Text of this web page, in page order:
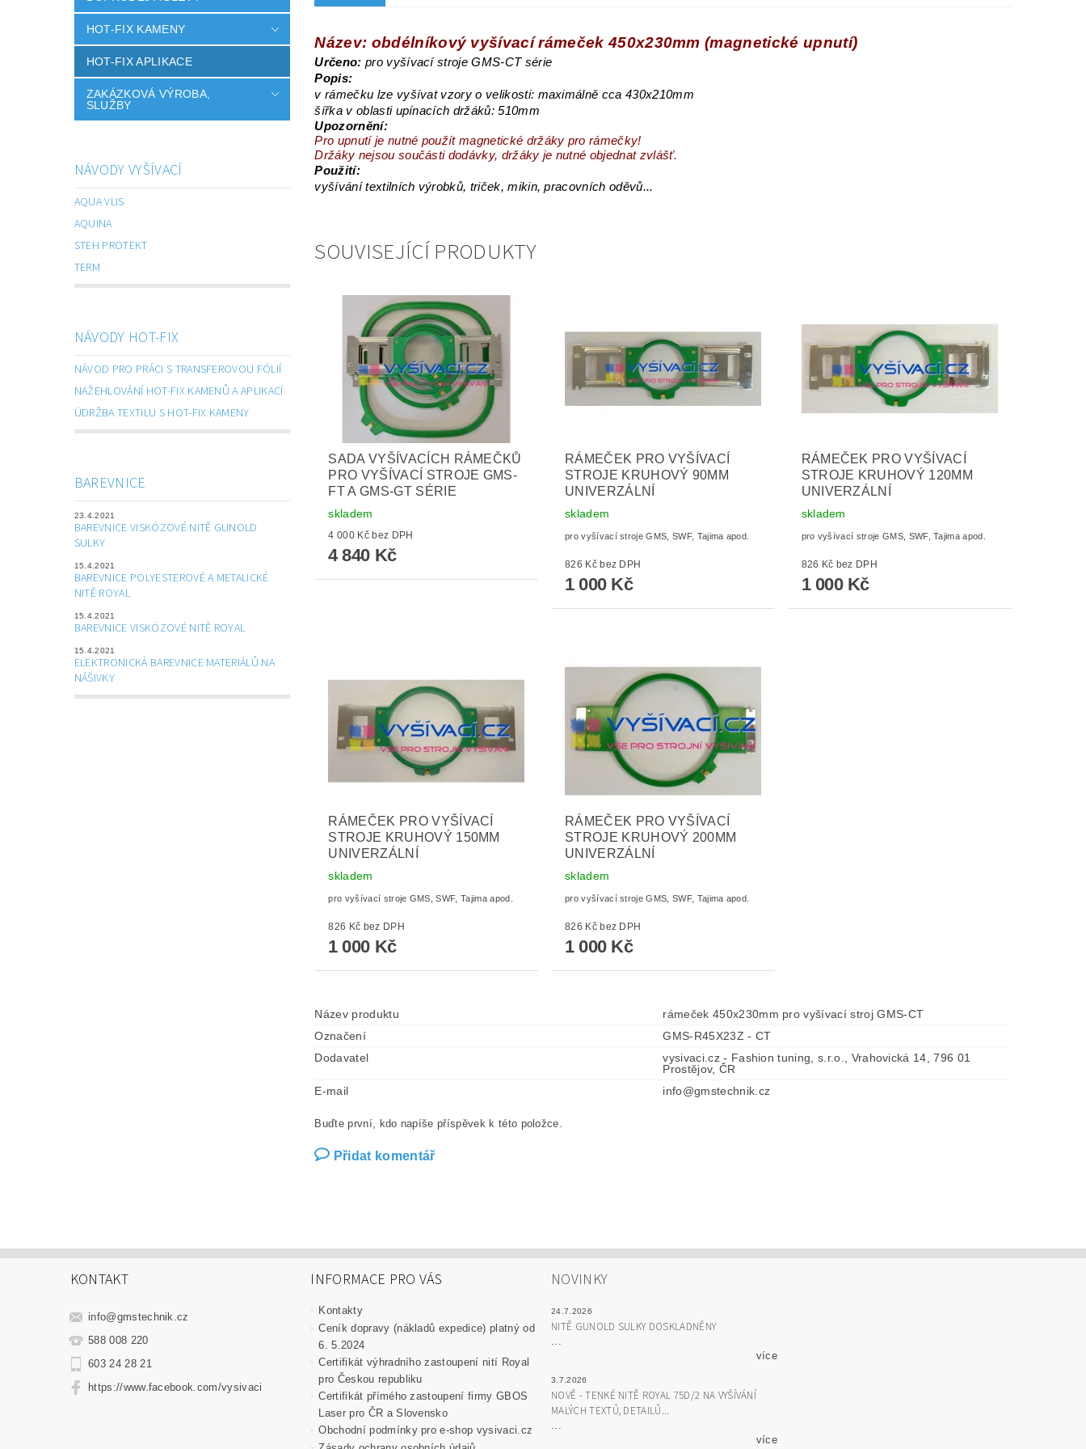
HOT-FIX KAMENY
HOT-FIX APLIKACE
ZAKÁZKOVÁ VÝROBA,
SLUŽBY
NÁVODY VYŠÍVACÍ
AQUA VLIS
AQUINA
STEH PROTEKT
TERM
NÁVODY HOT-FIX
NÁVOD PRO PRÁCI S TRANSFEROVOU FÓLIÍ
NAŽEHLOVÁNÍ HOT-FIX KAMENŮ A APLIKACÍ
ÚDRŽBA TEXTILU S HOT-FIX KAMENY
BAREVNICE
23.4.2021
BAREVNICE VISKÓZOVÉ NITĚ GUNOLD
SULKY
15.4.2021
BAREVNICE POLYESTEROVÉ A METALICKÉ
NITĚ ROYAL
15.4.2021
BAREVNICE VISKÓZOVÉ NITĚ ROYAL
15.4.2021
ELEKTRONICKÁ BAREVNICE MATERIÁLŮ NA
NÁŠIVKY
Název: obdélníkový vyšívací rámeček 450x230mm (magnetické upnutí)
Určeno: pro vyšívací stroje GMS-CT série
Popis:
v rámečku lze vyšívat vzory o velikosti: maximálně cca 430x210mm
šířka v oblasti upínacích držáků: 510mm
Upozornění:
Pro upnutí je nutné použít magnetické držáky pro rámečky!
Držáky nejsou součásti dodávky, držáky je nutné objednat zvlášť.
Použití:
vyšívání textilních výrobků, triček, mikin, pracovních oděvů...
SOUVISEJÍCÍ PRODUKTY
SADA VYŠÍVACÍCH RÁMEČKŮ
PRO VYŠÍVACÍ STROJE GMS-
FT A GMS-GT SÉRIE
skladem
4 000 Kč bez DPH
4 840 Kč
RÁMEČEK PRO VYŠÍVACÍ
STROJE KRUHOVÝ 90MM
UNIVERZÁLNÍ
skladem
pro vyšívací stroje GMS, SWF, Tajima apod.
826 Kč bez DPH
1 000 Kč
RÁMEČEK PRO VYŠÍVACÍ
STROJE KRUHOVÝ 120MM
UNIVERZÁLNÍ
skladem
pro vyšívací stroje GMS, SWF, Tajima apod.
826 Kč bez DPH
1 000 Kč
RÁMEČEK PRO VYŠÍVACÍ
STROJE KRUHOVÝ 150MM
UNIVERZÁLNÍ
skladem
pro vyšívací stroje GMS, SWF, Tajima apod.
826 Kč bez DPH
1 000 Kč
RÁMEČEK PRO VYŠÍVACÍ
STROJE KRUHOVÝ 200MM
UNIVERZÁLNÍ
skladem
pro vyšívací stroje GMS, SWF, Tajima apod.
826 Kč bez DPH
1 000 Kč
Název produktu
rámeček 450x230mm pro vyšívací stroj GMS-CT
Označení
GMS-R45X23Z - CT
Dodavatel
vysivaci.cz - Fashion tuning, s.r.o., Vrahovická 14, 796 01
Prostějov, ČR
E-mail
info@gmstechnik.cz
Buďte první, kdo napíše příspěvek k této položce.
Přidat komentář
KONTAKT
info@gmstechnik.cz
588 008 220
603 24 28 21
https://www.facebook.com/vysivaci
INFORMACE PRO VÁS
Kontakty
Ceník dopravy (nákladů expedice) platný od
6. 5.2024
Certifikát výhradního zastoupení nití Royal
pro Českou republiku
Certifikát přímého zastoupení firmy GBOS
Laser pro ČR a Slovensko
Obchodní podmínky pro e-shop vysivaci.cz
NOVINKY
24.7.2026
NITĚ GUNOLD SULKY DOSKLADNĚNY
více
3.7.2026
NOVĚ - TENKÉ NITĚ ROYAL 75D/2 NA VYŠÍVÁNÍ
MALÝCH TEXTŮ, DETAILŮ...
více